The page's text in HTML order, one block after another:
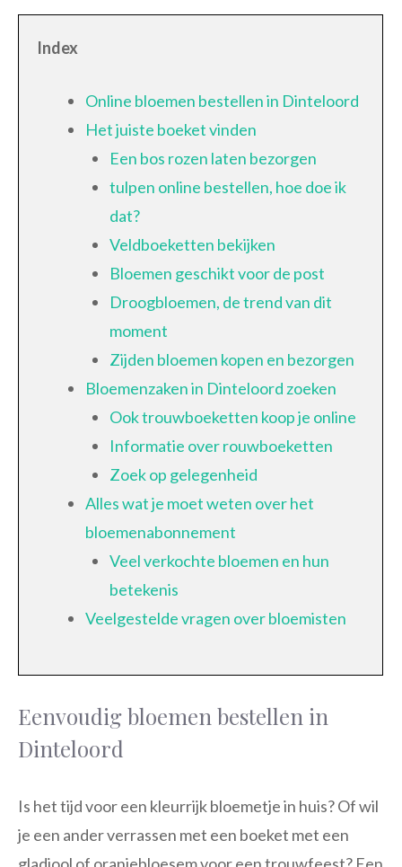
Index
Online bloemen bestellen in Dinteloord
Het juiste boeket vinden
Een bos rozen laten bezorgen
tulpen online bestellen, hoe doe ik
dat?
Veldboeketten bekijken
Bloemen geschikt voor de post
Droogbloemen, de trend van dit
moment
Zijden bloemen kopen en bezorgen
Bloemenzaken in Dinteloord zoeken
Ook trouwboeketten koop je online
Informatie over rouwboeketten
Zoek op gelegenheid
Alles wat je moet weten over het
bloemenabonnement
Veel verkochte bloemen en hun
betekenis
Veelgestelde vragen over bloemisten
Eenvoudig bloemen bestellen in
Dinteloord
Is het tijd voor een kleurrijk bloemetje in huis? Of wil
je een ander verrassen met een boeket met een